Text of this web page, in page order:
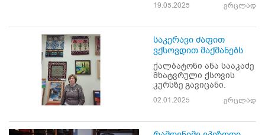
19.05.2025 ვრცლად
საკერავი ძაფით
ვქსოვდით მაქმანებს
ქალბატონი ანა სააკაძე
მხატვრული ქსოვის
კურსზე გავიცანი.
02.01.2025 ვრცლად